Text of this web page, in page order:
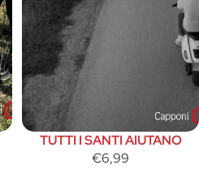
TUTTI I SANTI AIUTANO
€6,99